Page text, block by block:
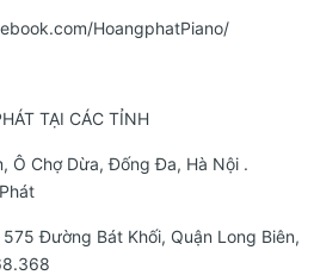
HoangphatPiano/
TẠI CÁC TỈNH
Ô Chợ Dừa, Đống Đa, Hà Nội .
Đường Bát Khối, Quận Long Biên,